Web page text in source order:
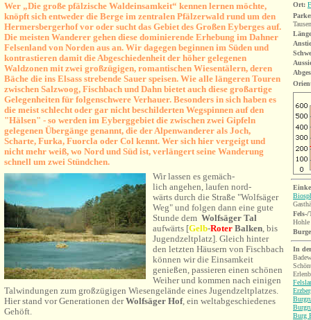
Wer „Die große pfälzische Waldeinsamkeit“ kennen lernen möchte,
knöpft sich entweder die Berge im zentralen Pfälzerwald rund um den
Hermersbergerhof vor oder sucht das Gebiet des Großen Eyberges auf.
Die meisten Wanderer gehen diese dominierende Erhebung im Dahner
Felsenland von Norden aus an. Wir dagegen beginnen im Süden und
kontrastieren damit die Abgeschiedenheit der höher gelegenen
Waldzonen mit zwei großzügigen, romantischen Wiesentälern, deren
Bäche die ins Elsass strebende Sauer speisen. Wie alle längeren Touren
zwischen Salzwoog, Fischbach und Dahn bietet auch diese großartige
Gelegenheiten für folgenschwere Verhauer. Besonders in sich haben es
die meist schlecht oder gar nicht beschilderten Wegspinnen auf den
"Hälsen" - so werden im Eyberggebiet die zwischen zwei Gipfeln
gelegenen Übergänge genannt, die der Alpenwanderer als Joch,
Scharte, Furka, Fuorcla oder Col kennt. Wer sich hier vergeigt und
nicht mehr weiß, wo Nord und Süd ist, verlängert seine Wanderung
schnell um zwei Stündchen.
Wir lassen es gemäch-
lich angehen, laufen nord-
wärts durch die Straße "Wolfsäger
Weg" und folgen dann eine gute
Stunde dem Wolfsäger Tal
aufwärts [Gelb-Roter Balken, bis
Jugendzeltplatz]. Gleich hinter
den letzten Häusern von Fischbach
können wir die Einsamkeit
genießen, passieren einen schönen
Weiher und kommen nach einigen
Talwindungen zum großzügigen Wiesengelände eines Jugendzeltplatzes.
Hier stand vor Generationen derWolfsäger Hof, ein weltabgeschiedenes
Gehöft.
Ort:
E
Fels-/
In
Burg